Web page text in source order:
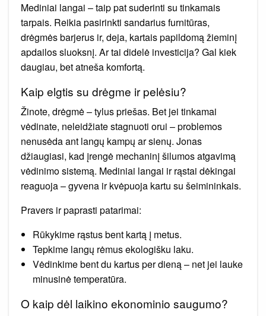
Mediniai langai – taip pat suderinti su tinkamais
tarpais. Reikia pasirinkti sandarius furnitūras,
drėgmės barjerus ir, deja, kartais papildomą žieminį
apdailos sluoksnį. Ar tai didelė investicija? Gal kiek
daugiau, bet atneša komfortą.
Kaip elgtis su drėgme ir pelėsiu?
Žinote, drėgmė – tylus priešas. Bet jei tinkamai
vėdinate, neleidžiate stagnuoti orui – problemos
nenusėda ant langų kampų ar sienų. Jonas
džiaugiasi, kad įrengė mechaninį šilumos atgavimą
vėdinimo sistemą. Mediniai langai ir rąstai dėkingai
reaguoja – gyvena ir kvėpuoja kartu su šeimininkais.
Pravers ir paprasti patarimai:
Rūkykime rąstus bent kartą į metus.
Tepkime langų rėmus ekologišku laku.
Vėdinkime bent du kartus per dieną – net jei lauke
minusinė temperatūra.
O kaip dėl laikino ekonominio saugumo?